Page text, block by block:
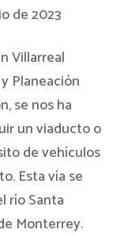
de 2023
Villarreal
Planeación
se nos ha
un viaducto o
de vehículos
Esta vía se
río Santa
Monterrey.